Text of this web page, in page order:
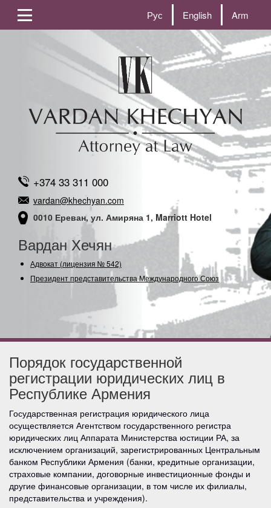
Рус English Arm
+374 33 311 000
vardan@khechyan.com
0010 Ереван, ул. Амиряна 1, Marriott Hotel
Вардан Хечян
Адвокат (лицензия № 542)
Президент представительства Международного Союза (Со
Порядок государственной
регистрации юридических лиц в
Республике Армения
Государственная регистрация юридического лица
осуществляется Агентством государственного регистра
юридических лиц Аппарата Министерства юстиции РА, за
исключением организаций, зарегистрированных Центральным
банком Республики Армения (банки, кредитные организации,
страховые компании, договорные инвестиционные фонды и
другие финансовые организации, в том числе их филиалы,
представительства и учреждения).